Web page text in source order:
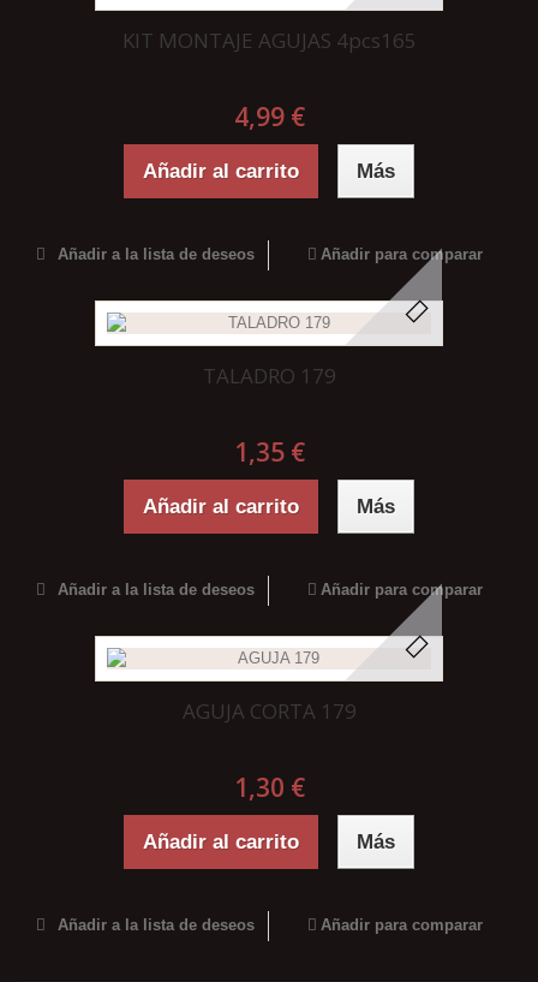
KIT MONTAJE AGUJAS 4pcs165
4,99 €
Añadir al carrito Más
Añadir a la lista de deseos Añadir para comparar
TALADRO 179
1,35 €
Añadir al carrito Más
Añadir a la lista de deseos Añadir para comparar
AGUJA CORTA 179
1,30 €
Añadir al carrito Más
Añadir a la lista de deseos Añadir para comparar